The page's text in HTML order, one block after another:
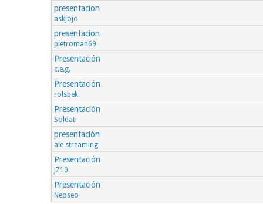
presentacion
askjojo
presentacion
pietroman69
Presentación
c.e.g.
Presentación
rolsbek
Presentación
Soldati
presentación
ale streaming
Presentación
JZ10
Presentación
Neoseo